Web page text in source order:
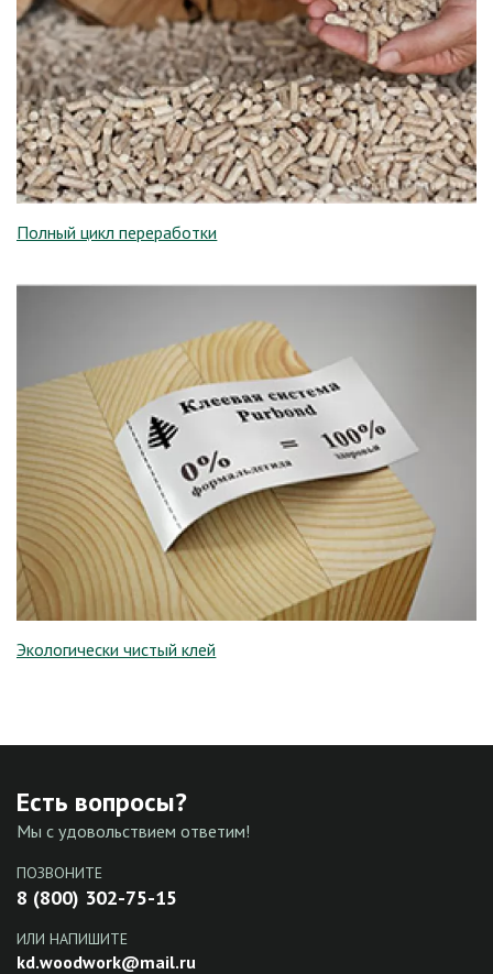
Полный цикл переработки
Экологически чистый клей
Есть вопросы?
Мы с удовольствием ответим!
ПОЗВОНИТЕ
8 (800) 302-75-15
ИЛИ НАПИШИТЕ
kd.woodwork@mail.ru